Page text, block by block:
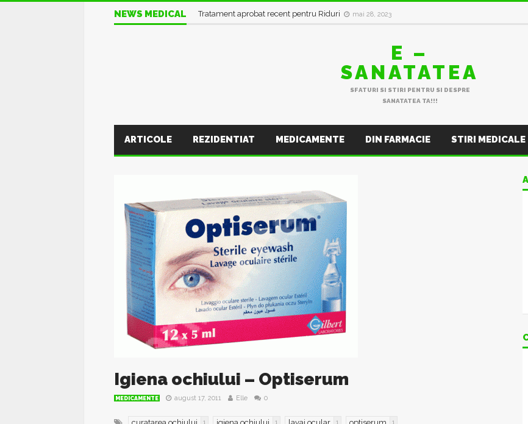
NEWS MEDICAL Informații UTILE în plin val de Infecții Respiratorii ianuarie 11, 2023
E –
SANATATEA
SFATURI SI STIRI PENTRU SI DESPRE
SANATATEA TA!!!
ARTICOLE REZIDENTIAT MEDICAMENTE DIN FARMACIE STIRI MEDICALE
Igiena ochiului – Optiserum
MEDICAMENTE august 17, 2011 Elle 0